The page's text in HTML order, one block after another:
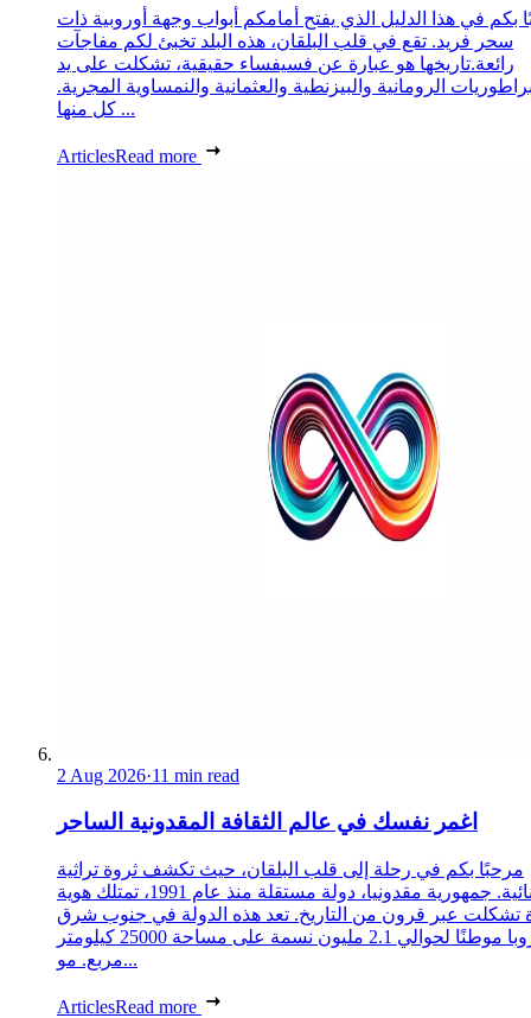
بكم في هذا الدليل الذي يفتح أمامكم أبواب وجهة أوروبية ذات
سحر فريد. تقع في قلب البلقان، هذه البلد تخبئ لكم مفاجآت
رائعة.تاريخها هو عبارة عن فسيفساء حقيقية، تشكلت على يد
الرومانية والبيزنطية والعثمانية والنمساوية المجرية.
كل منها ...
ArticlesRead more
2 Aug 2026·11 min read
اغمر نفسك في عالم الثقافة المقدونية الساحر
مرحبًا بكم في رحلة إلى قلب البلقان، حيث تكشف ثروة تراثية
استثنائية. جمهورية مقدونيا، دولة مستقلة منذ عام 1991، تمتلك هوية
تشكلت عبر قرون من التاريخ. تعد هذه الدولة في جنوب شرق
أوروبا موطنًا لحوالي 2.1 مليون نسمة على مساحة 25000 كيلومتر
مربع. مو...
ArticlesRead more